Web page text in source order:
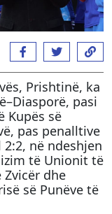
Prishtinë, ka
pasi
Kupës së
pas penalltive
në ndeshjen
të Unionit të
dhe
së Punëve të